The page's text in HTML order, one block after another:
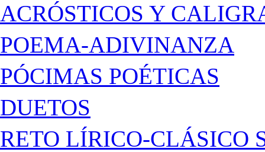
ACRÓSTICOS Y
POEMA-ADIVINANZA
PÓCIMAS POÉTICAS
DUETOS
RETO LÍRICO-CLÁSICO